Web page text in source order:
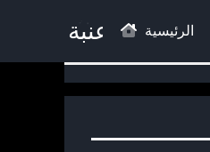
الرئيسية